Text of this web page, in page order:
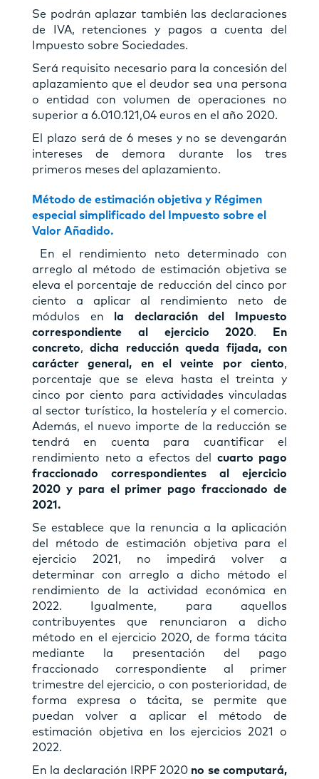
Se podrán aplazar también las declaraciones
de IVA, retenciones y pagos a cuenta del
Impuesto sobre Sociedades.
Será requisito necesario para la concesión del
aplazamiento que el deudor sea una persona
o entidad con volumen de operaciones no
superior a 6.010.121,04 euros en el año 2020.
El plazo será de 6 meses y no se devengarán
intereses de demora durante los tres
primeros meses del aplazamiento.
Método de estimación objetiva y Régimen
especial simplificado del Impuesto sobre el
Valor Añadido.
En el rendimiento neto determinado con
arreglo al método de estimación objetiva se
eleva el porcentaje de reducción del cinco por
ciento a aplicar al rendimiento neto de
módulos en
la declaración del Impuesto
correspondiente al ejercicio 2020.
En
concreto,dicha reducción queda fijada, con
carácter general, en el veinte por ciento,
porcentaje que se eleva hasta el treinta y
cinco por ciento para actividades vinculadas
al sector turístico, la hostelería y el comercio.
Además, el nuevo importe de la reducción se
tendrá en cuenta para cuantificar el
rendimiento neto a efectos del cuarto pago
fraccionado correspondientes al ejercicio
2020 y para el primer pago fraccionado de
2021.
Se establece que la renuncia a la aplicación
del método de estimación objetiva para el
ejercicio 2021, no impedirá volver a
determinar con arreglo a dicho método el
rendimiento de la actividad económica en
2022. Igualmente, para aquellos
contribuyentes que renunciaron a dicho
método en el ejercicio 2020, de forma tácita
mediante la presentación del pago
fraccionado correspondiente al primer
trimestre del ejercicio, o con posterioridad, de
forma expresa o tácita, se permite que
puedan volver a aplicar el método de
estimación objetiva en los ejercicios 2021 o
2022.
En la declaración IRPF 2020 no se computará,